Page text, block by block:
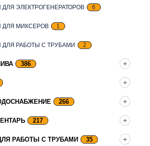
ЭЛЕКТРОГЕНЕРАТОРОВ 6
ДЛЯ МИКСЕРОВ 1
РАБОТЫ С ТРУБАМИ 2
386
266
217
РАБОТЫ С ТРУБАМИ 35